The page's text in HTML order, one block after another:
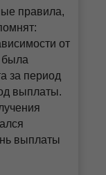
правила,
от
за период
выплаты.
выплаты